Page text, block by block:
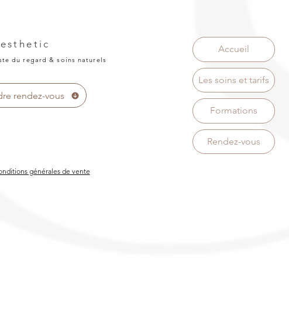
du regard & soins naturels
générales de vente
rendez-vous
Accueil
Les soins et tarifs
Formations
Rendez-vous